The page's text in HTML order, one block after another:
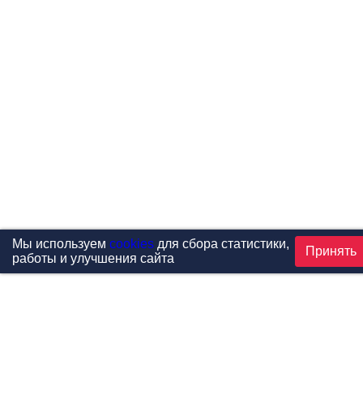
Мы используем cookiesдля сбора статистики,
работы и улучшения сайта
Принять